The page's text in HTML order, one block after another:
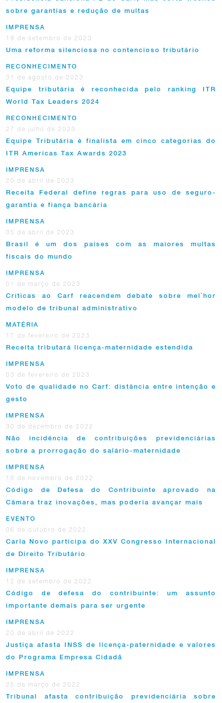
sobre garantias e redução de multas
IMPRENSA
19 de setembro de 2023
Uma reforma silenciosa no contencioso tributário
RECONHECIMENTO
31 de agosto de 2023
Equipe tributária é reconhecida pelo ranking ITR
World Tax Leaders 2024
RECONHECIMENTO
27 de julho de 2023
Equipe Tributária é finalista em cinco categorias do
ITR Americas Tax Awards 2023
IMPRENSA
20 de abril de 2023
Receita Federal define regras para uso de seguro-
garantia e fiança bancária
IMPRENSA
05 de abril de 2023
Brasil é um dos países com as maiores multas
fiscais do mundo
IMPRENSA
01 de março de 2023
Críticas ao Carf reacendem debate sobre mel`hor
modelo de tribunal administrativo
MATÉRIA
17 de fevereiro de 2023
Receita tributará licença-maternidade estendida
IMPRENSA
03 de fevereiro de 2023
Voto de qualidade no Carf: distância entre intenção e
gesto
IMPRENSA
30 de dezembro de 2022
Não incidência de contribuições previdenciárias
sobre a prorrogação do salário-maternidade
IMPRENSA
16 de novembro de 2022
Código de Defesa do Contribuinte aprovado na
Câmara traz inovações, mas poderia avançar mais
EVENTO
06 de outubro de 2022
Carla Novo participa do XXV Congresso Internacional
de Direito Tributário
IMPRENSA
12 de setembro de 2022
Código de defesa do contribuinte: um assunto
importante demais para ser urgente
IMPRENSA
20 de abril de 2022
Justiça afasta INSS de licença-paternidade e valores
do Programa Empresa Cidadã
IMPRENSA
25 de março de 2022
Tribunal afasta contribuição previdenciária sobre